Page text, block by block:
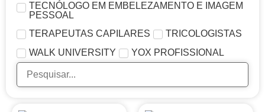
TECNÓLOGO EM EMBELEZAMENTO E IMAGEM
PESSOAL
TERAPEUTAS CAPILARES
TRICOLOGISTAS
WALK UNIVERSITY
YOX PROFISSIONAL